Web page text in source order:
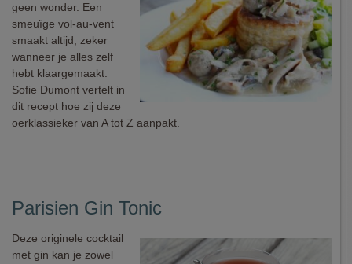
geen wonder. Een
smeuïge vol-au-vent
smaakt altijd, zeker
wanneer je alles zelf
hebt klaargemaakt.
Sofie Dumont vertelt in
dit recept hoe zij deze
oerklassieker van A tot Z aanpakt.
Parisien Gin Tonic
Deze originele cocktail
met gin kan je zowel